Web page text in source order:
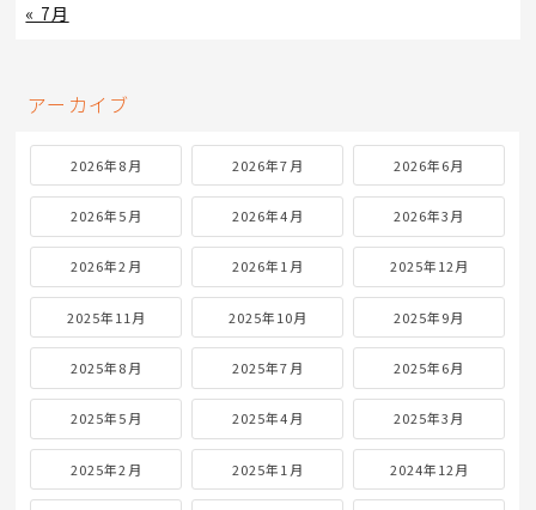
« 7月
アーカイブ
2026年8月 2026年7月 2026年6月
2026年5月 2026年4月 2026年3月
2026年2月 2026年1月 2025年12月
2025年11月 2025年10月 2025年9月
2025年8月 2025年7月 2025年6月
2025年5月 2025年4月 2025年3月
2025年2月 2025年1月 2024年12月